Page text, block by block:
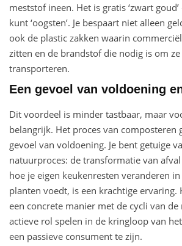
meststof ineen. Het is gratis ‘zwart
kunt ‘oogsten’. Je bespaart niet alleen
ook de plastic zakken waarin
zitten en de brandstof die nodig is om
transporteren.
Een gevoel van voldoening
Dit voordeel is minder tastbaar, maar
belangrijk. Het proces van composteren
gevoel van voldoening. Je bent getuige
natuurproces: de transformatie van
hoe je eigen keukenresten veranderen
planten voedt, is een krachtige ervaring.
een concrete manier met de cycli van de
actieve rol spelen in de kringloop van
een passieve consument te zijn.